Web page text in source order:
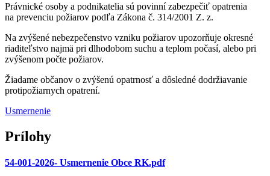
Právnické osoby a podnikatelia sú povinní zabezpečiť opatrenia
na prevenciu požiarov podľa Zákona č. 314/2001 Z. z.
Na zvýšené nebezpečenstvo vzniku požiarov upozorňuje okresné
riaditeľstvo najmä pri dlhodobom suchu a teplom počasí, alebo pri
zvýšenom počte požiarov.
Žiadame občanov o zvýšenú opatrnosť a dôsledné dodržiavanie
protipožiarnych opatrení.
Usmernenie
Prílohy
54-001-2026- Usmernenie Obce RK.pdf